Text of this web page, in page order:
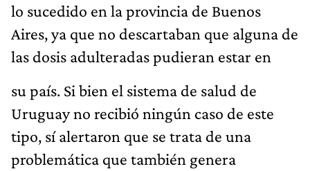
lo sucedido en la provincia de Buenos
Aires, ya que no descartaban que alguna de
las dosis adulteradas pudieran estar en
su país. Si bien el sistema de salud de
Uruguay no recibió ningún caso de este
tipo, sí alertaron que se trata de una
problemática que también genera